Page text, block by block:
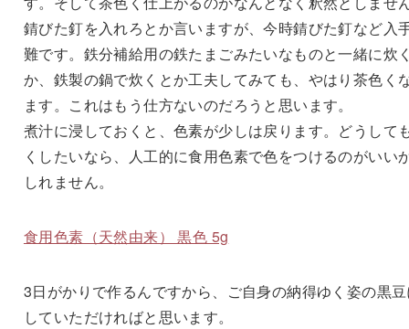
錆びた釘を入れろとか言いますが、今時錆びた釘など入
難です。鉄分補給用の鉄たまごみたいなものと一緒に炊
か、鉄製の鍋で炊くとか工夫してみても、やはり茶色く
ます。これはもう仕方ないのだろうと思います。
煮汁に浸しておくと、色素が少しは戻ります。どうして
くしたいなら、人工的に食用色素で色をつけるのがいい
しれません。
食用色素（天然由来） 黒色 5g
3日がかりで作るんですから、ご自身の納得ゆく姿の黒
していただければと思います。